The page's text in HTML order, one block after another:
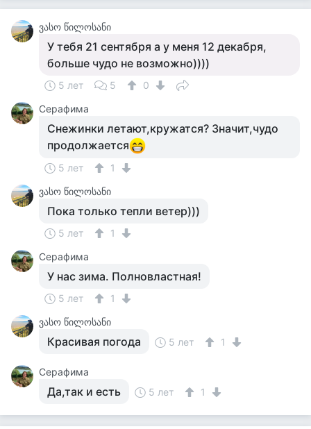
ვასო წილოსანი
У тебя 21 сентября а у меня 12 декабря,
больше чудо не возможно))))
5 лет 5
0
Серафима
Снежинки летают,кружатся? Значит,чудо
продолжается
5 лет
1
ვასო წილოსანი
Пока только тепли ветер)))
5 лет
1
Серафима
У нас зима. Полновластная!
5 лет
1
ვასო წილოსანი
Красивая погода 5 лет 1
Серафима
Да,так и есть 5 лет 1